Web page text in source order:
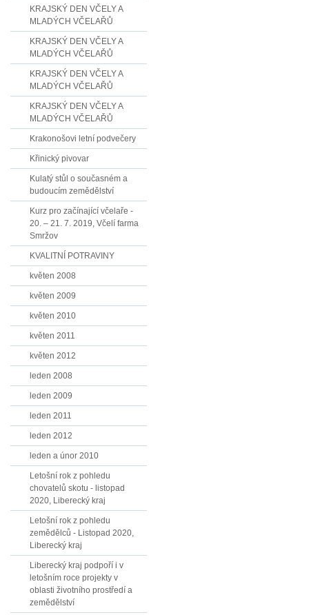
KRAJSKÝ DEN VČELY A
MLADÝCH VČELAŘŮ
KRAJSKÝ DEN VČELY A
MLADÝCH VČELAŘŮ
KRAJSKÝ DEN VČELY A
MLADÝCH VČELAŘŮ
KRAJSKÝ DEN VČELY A
MLADÝCH VČELAŘŮ
Krakonošovi letní podvečery
Křinický pivovar
Kulatý stůl o současném a
budoucím zemědělství
Kurz pro začínající včelaře -
20. – 21. 7. 2019, Včelí farma
Smržov
KVALITNÍ POTRAVINY
květen 2008
květen 2009
květen 2010
květen 2011
květen 2012
leden 2008
leden 2009
leden 2011
leden 2012
leden a únor 2010
Letošní rok z pohledu
chovatelů skotu - listopad
2020, Liberecký kraj
Letošní rok z pohledu
zemědělců - Listopad 2020,
Liberecký kraj
Liberecký kraj podpoří i v
letošním roce projekty v
oblasti životního prostředí a
zemědělství